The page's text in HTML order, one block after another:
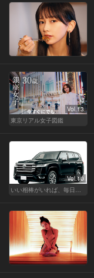
Vol.13
東京リアル女子図鑑
Vol.10